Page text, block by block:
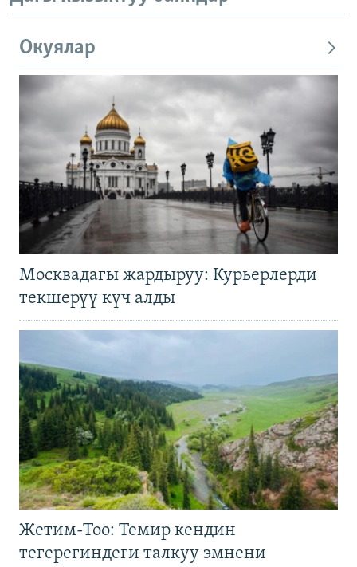
Окуялар
Москвадагы жардыруу: Курьерлерди
текшерүү күч алды
Жетим-Тоо: Темир кендин
тегерегиндеги талкуу эмнени